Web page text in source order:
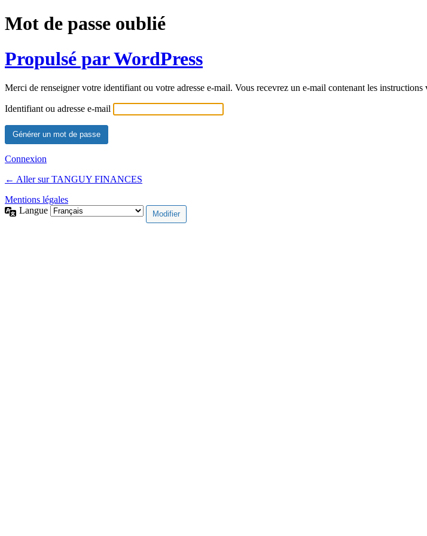
Mot de passe oublié
Propulsé par WordPress
Merci de renseigner votre identifiant ou votre adresse e-mail. Vous recevrez un e-mail contenant les
Identifiant ou adresse e-mail
Connexion
← Aller sur TANGUY FINANCES
Mentions légales
Langue